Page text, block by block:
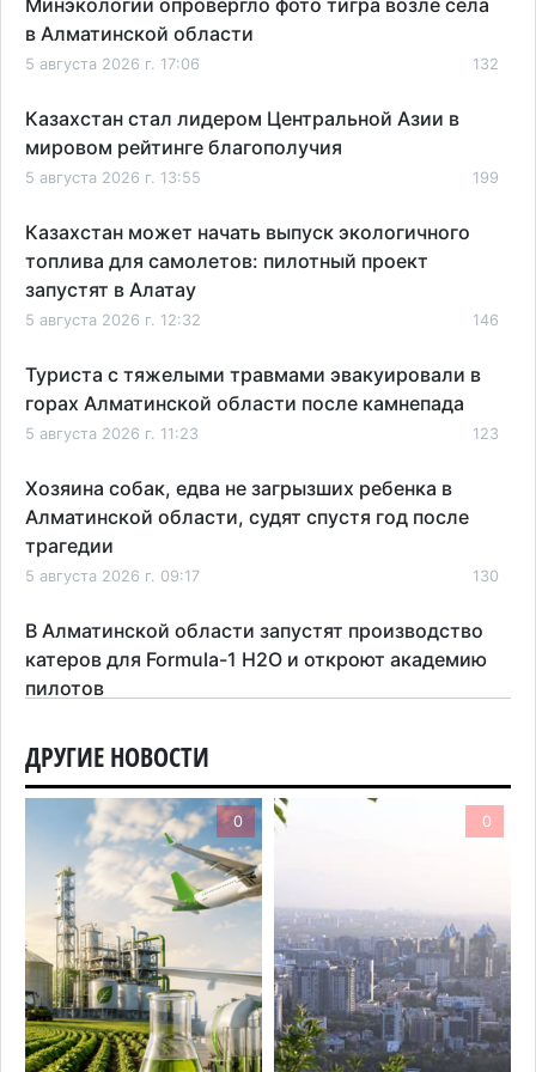
в Алматинской области
5 августа 2026 г. 17:06 132
Казахстан стал лидером Центральной Азии в
мировом рейтинге благополучия
5 августа 2026 г. 13:55 199
Казахстан может начать выпуск экологичного
топлива для самолетов: пилотный проект
запустят в Алатау
5 августа 2026 г. 12:32 146
Туриста с тяжелыми травмами эвакуировали в
горах Алматинской области после камнепада
5 августа 2026 г. 11:23 123
Хозяина собак, едва не загрызших ребенка в
Алматинской области, судят спустя год после
трагедии
5 августа 2026 г. 09:17 130
В Алматинской области запустят производство
катеров для Formula-1 H2O и откроют академию
пилотов
В Alatau City Authority назначили нового
директора по коммуникациям
4 августа 2026 г. 20:22 81
Партия «Әділет» предложила превратить
университеты в центры технологий и новых
рабочих мест
4 августа 2026 г. 15:11 147
В Алматинской области назначили нового
председателя административного суда
ДРУГИЕ НОВОСТИ
0 0